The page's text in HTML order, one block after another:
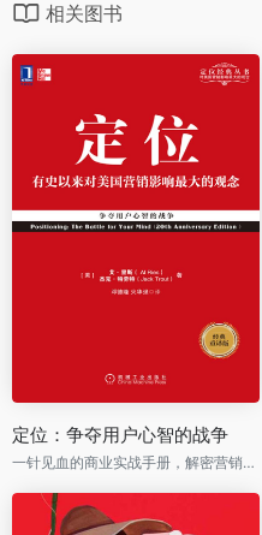
相关图书
定位：争夺用户心智的战争
一针见血的商业实战手册，解密营销混战的误区、陷阱与机遇。